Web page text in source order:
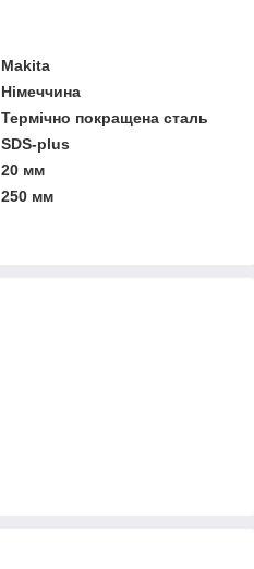
Makita
Німеччина
Термічно покращена сталь
SDS-plus
20 мм
250 мм